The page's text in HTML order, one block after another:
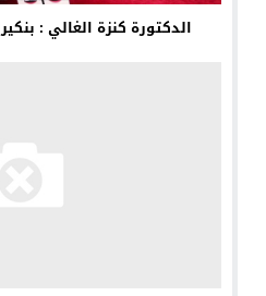
الدكتورة كنزة الغالي :